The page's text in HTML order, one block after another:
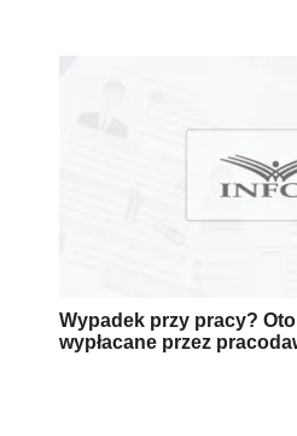
Wypadek przy pracy?
wypłacane przez